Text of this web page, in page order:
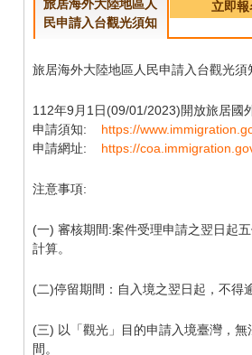
旅居海外大陸地區人
民申請入台觀光須知
立即
旅居海外大陸地區人民申請入台觀光須
112年9月1日(09/01/2023)開放旅居國
申請須知: https://
申請網址: https://
注意事項:
(一) 審核期間:案件受理申請之翌日起
計算。
(二)停留期間：自入境之翌日起，不得
(三) 以「觀光」目的申請入境臺灣，
間。